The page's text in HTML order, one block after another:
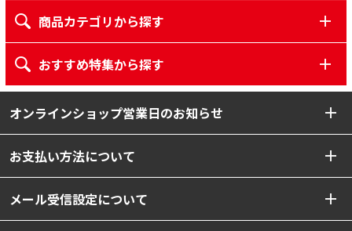
商品カテゴリから探す
おすすめ特集から探す
オンラインショップ営業日のお知らせ
お支払い方法について
メール受信設定について